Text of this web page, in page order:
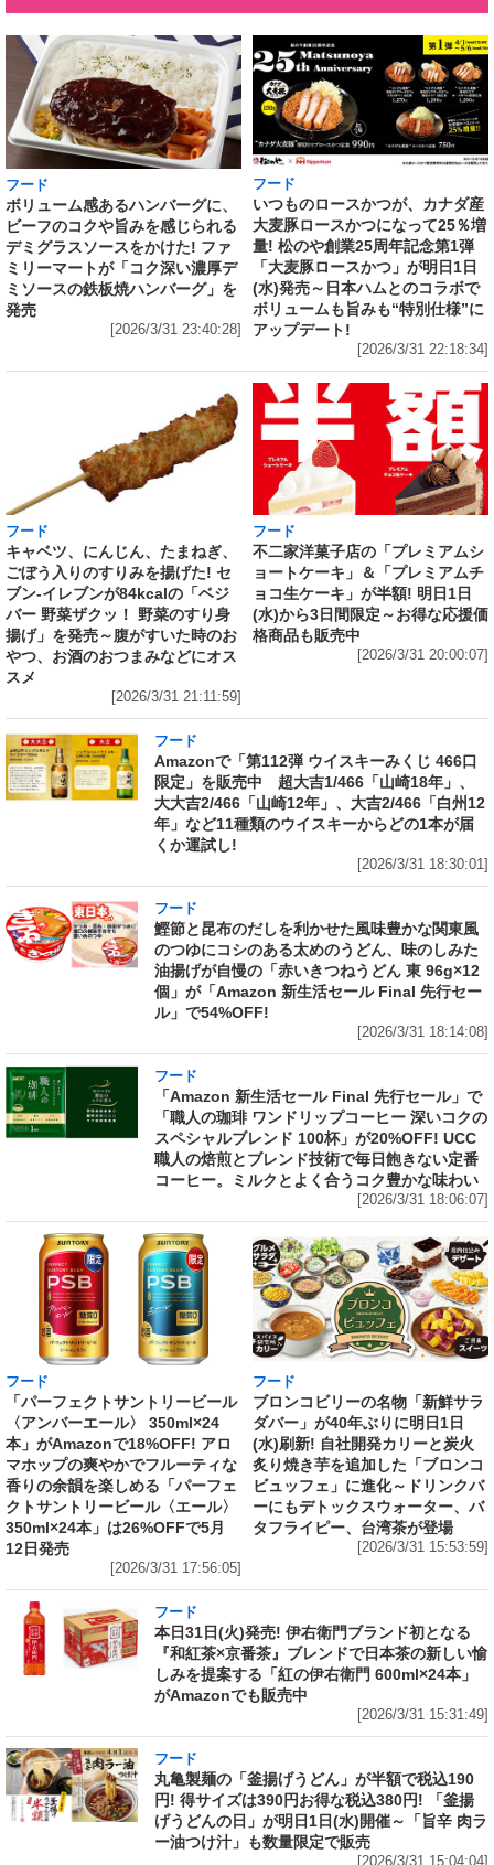
フード
ボリューム感あるハンバーグに、
ビーフのコクや旨みを感じられる
デミグラスソースをかけた! ファ
ミリーマートが「コク深い濃厚デ
ミソースの鉄板焼ハンバーグ」を
発売
[2026/3/31 23:40:28]
フード
いつものロースかつが、カナダ産
大麦豚ロースかつになって25％増
量! 松のや創業25周年記念第1弾
「大麦豚ロースかつ」が明日1日
(水)発売～日本ハムとのコラボで
ボリュームも旨みも“特別仕様”に
アップデート!
[2026/3/31 22:18:34]
フード
キャベツ、にんじん、たまねぎ、
ごぼう入りのすりみを揚げた! セ
ブン‐イレブンが84kcalの「ベジ
バー 野菜ザクッ！ 野菜のすり身
揚げ」を発売～腹がすいた時のお
やつ、お酒のおつまみなどにオス
スメ
[2026/3/31 21:11:59]
フード
不二家洋菓子店の「プレミアムシ
ョートケーキ」＆「プレミアムチ
ョコ生ケーキ」が半額! 明日1日
(水)から3日間限定～お得な応援価
格商品も販売中
[2026/3/31 20:00:07]
フード
Amazonで「第112弾 ウイスキーみくじ 466口
限定」を販売中 超大吉1/466「山崎18年」、
大大吉2/466「山崎12年」、大吉2/466「白州12
年」など11種類のウイスキーからどの1本が届
くか運試し!
[2026/3/31 18:30:01]
フード
鰹節と昆布のだしを利かせた風味豊かな関東風
のつゆにコシのある太めのうどん、味のしみた
油揚げが自慢の「赤いきつねうどん 東 96g×12
個」が「Amazon 新生活セール Final 先行セー
ル」で54%OFF!
[2026/3/31 18:14:08]
フード
「Amazon 新生活セール Final 先行セール」で
「職人の珈琲 ワンドリップコーヒー 深いコクの
スペシャルブレンド 100杯」が20%OFF! UCC
職人の焙煎とブレンド技術で毎日飽きない定番
コーヒー。ミルクとよく合うコク豊かな味わい
[2026/3/31 18:06:07]
フード
「パーフェクトサントリービール
〈アンバーエール〉 350ml×24
本」がAmazonで18%OFF! アロ
マホップの爽やかでフルーティな
香りの余韻を楽しめる「パーフェ
クトサントリービール〈エール〉
350ml×24本」は26%OFFで5月
12日発売
[2026/3/31 17:56:05]
フード
ブロンコビリーの名物「新鮮サラ
ダバー」が40年ぶりに明日1日
(水)刷新! 自社開発カリーと炭火
炙り焼き芋を追加した「ブロンコ
ビュッフェ」に進化～ドリンクバ
ーにもデトックスウォーター、バ
タフライピー、台湾茶が登場
[2026/3/31 15:53:59]
フード
本日31日(火)発売! 伊右衛門ブランド初となる
『和紅茶×京番茶』ブレンドで日本茶の新しい愉
しみを提案する「紅の伊右衛門 600ml×24本」
がAmazonでも販売中
[2026/3/31 15:31:49]
フード
丸亀製麺の「釜揚げうどん」が半額で税込190
円! 得サイズは390円お得な税込380円! 「釜揚
げうどんの日」が明日1日(水)開催～「旨辛 肉ラ
ー油つけ汁」も数量限定で販売
[2026/3/31 15:04:04]